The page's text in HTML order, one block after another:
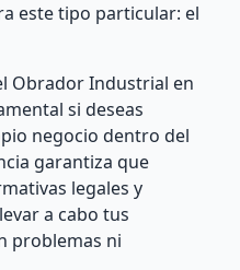
este tipo particular: el
Obrador Industrial en
si deseas
negocio dentro del
garantiza que
legales y
a cabo tus
problemas ni